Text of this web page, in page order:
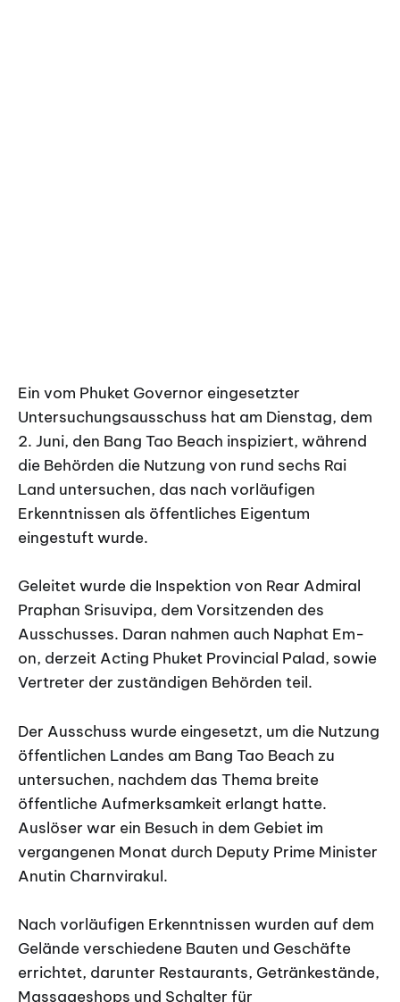
Ein vom Phuket Governor eingesetzter
Untersuchungsausschuss hat am Dienstag, dem
2. Juni, den Bang Tao Beach inspiziert, während
die Behörden die Nutzung von rund sechs Rai
Land untersuchen, das nach vorläufigen
Erkenntnissen als öffentliches Eigentum
eingestuft wurde.
Geleitet wurde die Inspektion von Rear Admiral
Praphan Srisuvipa, dem Vorsitzenden des
Ausschusses. Daran nahmen auch Naphat Em-
on, derzeit Acting Phuket Provincial Palad, sowie
Vertreter der zuständigen Behörden teil.
Der Ausschuss wurde eingesetzt, um die Nutzung
öffentlichen Landes am Bang Tao Beach zu
untersuchen, nachdem das Thema breite
öffentliche Aufmerksamkeit erlangt hatte.
Auslöser war ein Besuch in dem Gebiet im
vergangenen Monat durch Deputy Prime Minister
Anutin Charnvirakul.
Nach vorläufigen Erkenntnissen wurden auf dem
Gelände verschiedene Bauten und Geschäfte
errichtet, darunter Restaurants, Getränkestände,
Massageshops und Schalter für